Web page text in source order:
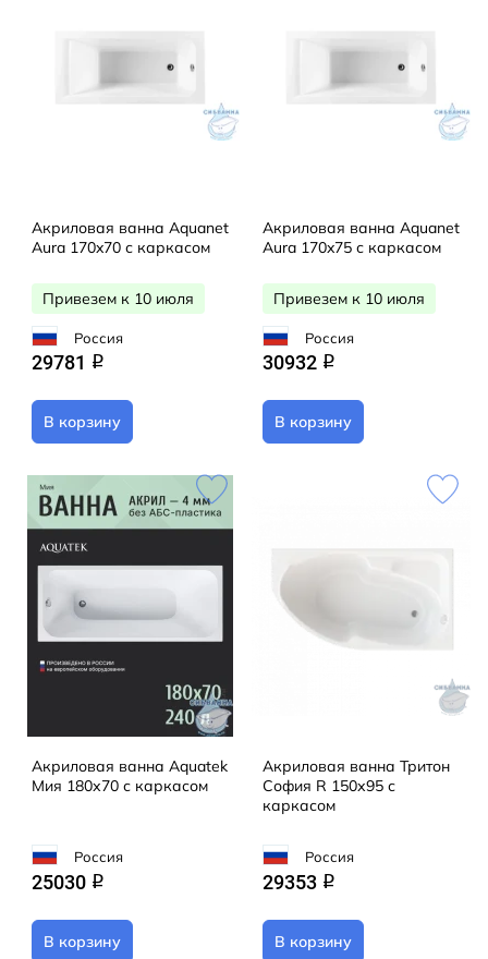
Акриловая ванна Aquanet
Aura 170x70 с каркасом
Привезем к 10 июля
Россия
29781 q
В корзину
Акриловая ванна Aquanet
Aura 170x75 с каркасом
Привезем к 10 июля
Россия
30932 q
В корзину
Акриловая ванна Aquatek
Мия 180х70 с каркасом
Россия
25030 q
В корзину
Акриловая ванна Тритон
София R 150х95 с
каркасом
Россия
29353 q
В корзину